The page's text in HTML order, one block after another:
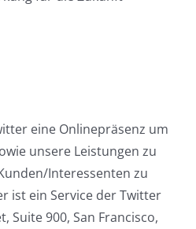
eine Onlinepräsenz um
unsere Leistungen zu
Interessenten zu
ist ein Service der Twitter
Suite 900, San Francisco,